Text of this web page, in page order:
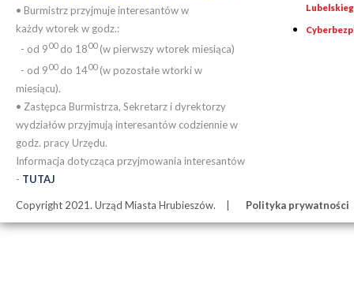
• Burmistrz przyjmuje interesantów w
każdy wtorek w godz.:
- od 900do 1800(w pierwszy wtorek miesiąca)
- od 900do 1400(w pozostałe wtorki w
miesiącu).
• Zastępca Burmistrza, Sekretarz i dyrektorzy
wydziałów przyjmują interesantów codziennie w
godz. pracy Urzędu.
Informacja dotycząca przyjmowania interesantów
- TUTAJ
Copyright 2021. Urząd Miasta Hrubieszów. Polityka prywatności